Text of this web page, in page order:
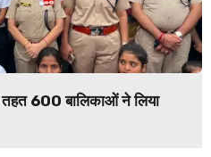
तहत 600 बालिकाओं ने लिया